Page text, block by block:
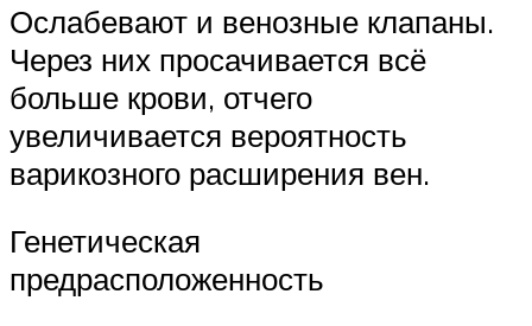
Ослабевают и венозные клапаны.
Через них просачивается всё
больше крови, отчего
увеличивается вероятность
варикозного расширения вен.
Генетическая
предрасположенность